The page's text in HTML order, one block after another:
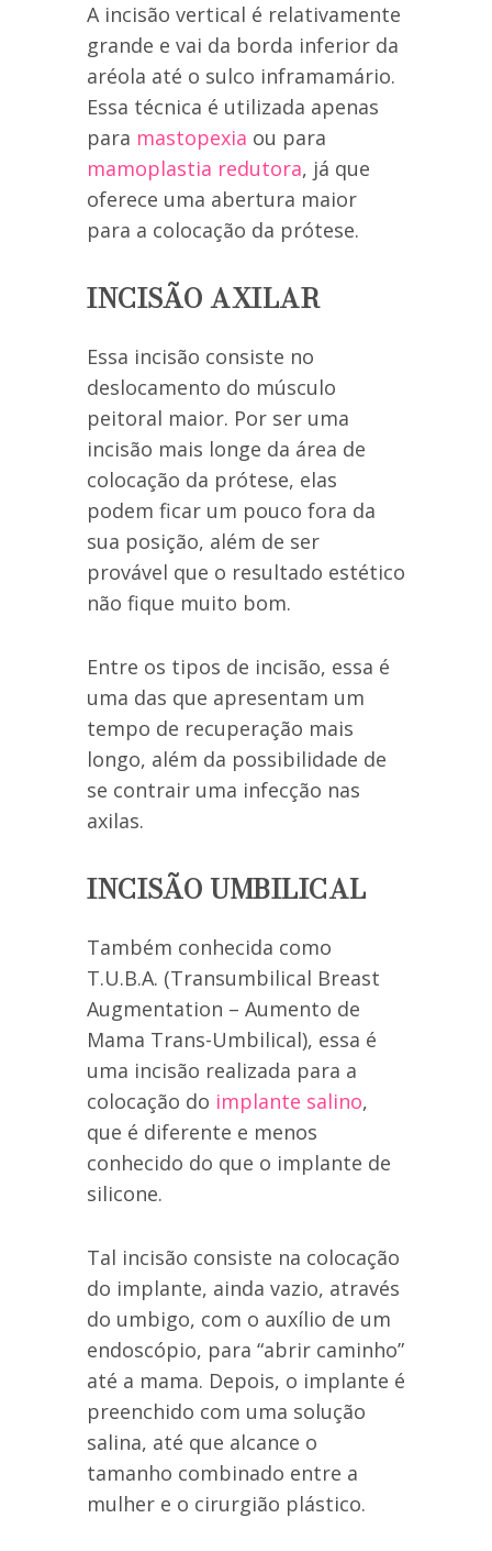
A incisão vertical é relativamente
grande e vai da borda inferior da
aréola até o sulco inframamário.
Essa técnica é utilizada apenas
para mastopexia ou para
mamoplastia redutora, já que
oferece uma abertura maior
para a colocação da prótese.
INCISÃO AXILAR
Essa incisão consiste no
deslocamento do músculo
peitoral maior. Por ser uma
incisão mais longe da área de
colocação da prótese, elas
podem ficar um pouco fora da
sua posição, além de ser
provável que o resultado estético
não fique muito bom.
Entre os tipos de incisão, essa é
uma das que apresentam um
tempo de recuperação mais
longo, além da possibilidade de
se contrair uma infecção nas
axilas.
INCISÃO UMBILICAL
Também conhecida como
T.U.B.A. (Transumbilical Breast
Augmentation – Aumento de
Mama Trans-Umbilical), essa é
uma incisão realizada para a
colocação do implante salino,
que é diferente e menos
conhecido do que o implante de
silicone.
Tal incisão consiste na colocação
do implante, ainda vazio, através
do umbigo, com o auxílio de um
endoscópio, para “abrir caminho”
até a mama. Depois, o implante é
preenchido com uma solução
salina, até que alcance o
tamanho combinado entre a
mulher e o cirurgião plástico.